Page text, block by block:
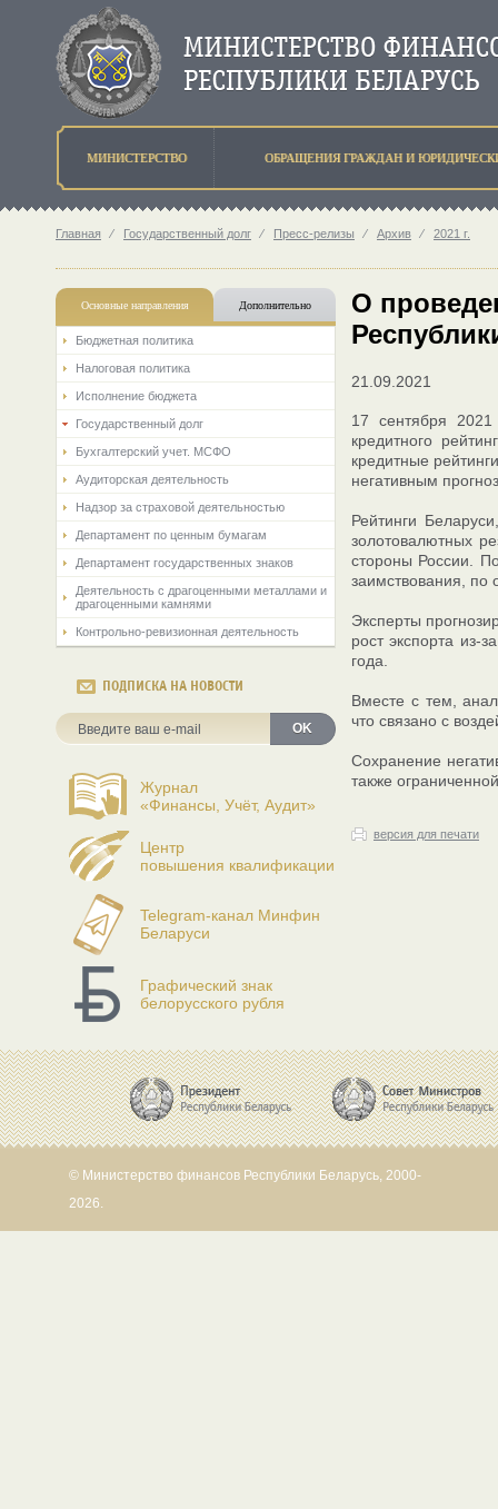
МИНИСТЕРСТВО ОБРАЩЕНИЯ ГРАЖДАН И
Главная ⁄ Государственный долг ⁄ Пресс-релизы ⁄ Архив ⁄ 2021 г.
Основные направления Дополнительно
Бюджетная политика
Налоговая политика
Исполнение бюджета
Государственный долг
Бухгалтерский учет. МСФО
Аудиторская деятельность
Надзор за страховой деятельностью
Департамент по ценным бумагам
Департамент государственных знаков
Деятельность с драгоценными металлами и
драгоценными камнями
Контрольно-ревизионная деятельность
ПОДПИСКА НА НОВОСТИ
OK
Журнал
«Финансы, Учёт, Аудит»
Центр
повышения квалификации
Telegram-канал Минфин
Беларуси
Графический знак
белорусского рубля
О
21.09.2021
17 сентября 2021
кредитного
кредитные
негативным
Рейтинги
золотовалютных
стороны России.
заимствования, по
Эксперты
рост экспорта из-
года.
Вместе с тем,
что связано с
Сохранение
также
версия для печати
© Министерство финансов Республики Беларусь, 2000-
2026.